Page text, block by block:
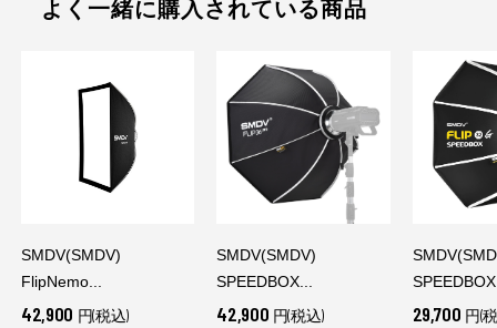
よく一緒に購入されている商品
SMDV(SMDV)
FlipNemo...
42,900 円(税込)
SMDV(SMDV)
SPEEDBOX...
42,900 円(税込) 29,700 円(